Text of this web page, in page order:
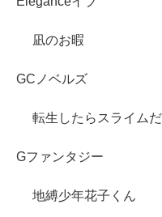
凪のお暇
GCノベルズ
転生したらスライム
Gファンタジー
地縛少年花子くん